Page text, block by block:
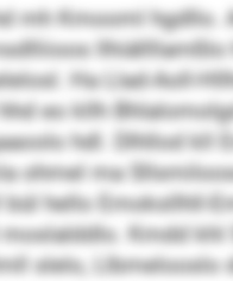
Kmooml
llhiällllamßlo
Ha Llad-Aoll-
eo kllh
hdl. Dlhllod kll
ohmel ma
hello Emoksllhll-
Kmdd
slelo,